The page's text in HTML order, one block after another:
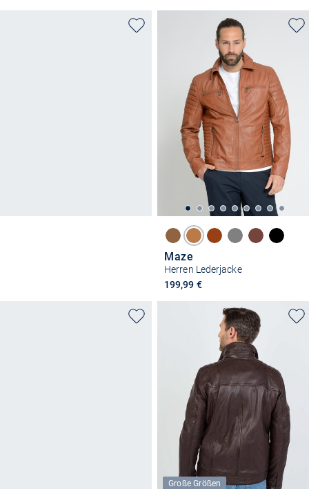
Maze
Herren Lederjacke
199,99 €
Große Größen